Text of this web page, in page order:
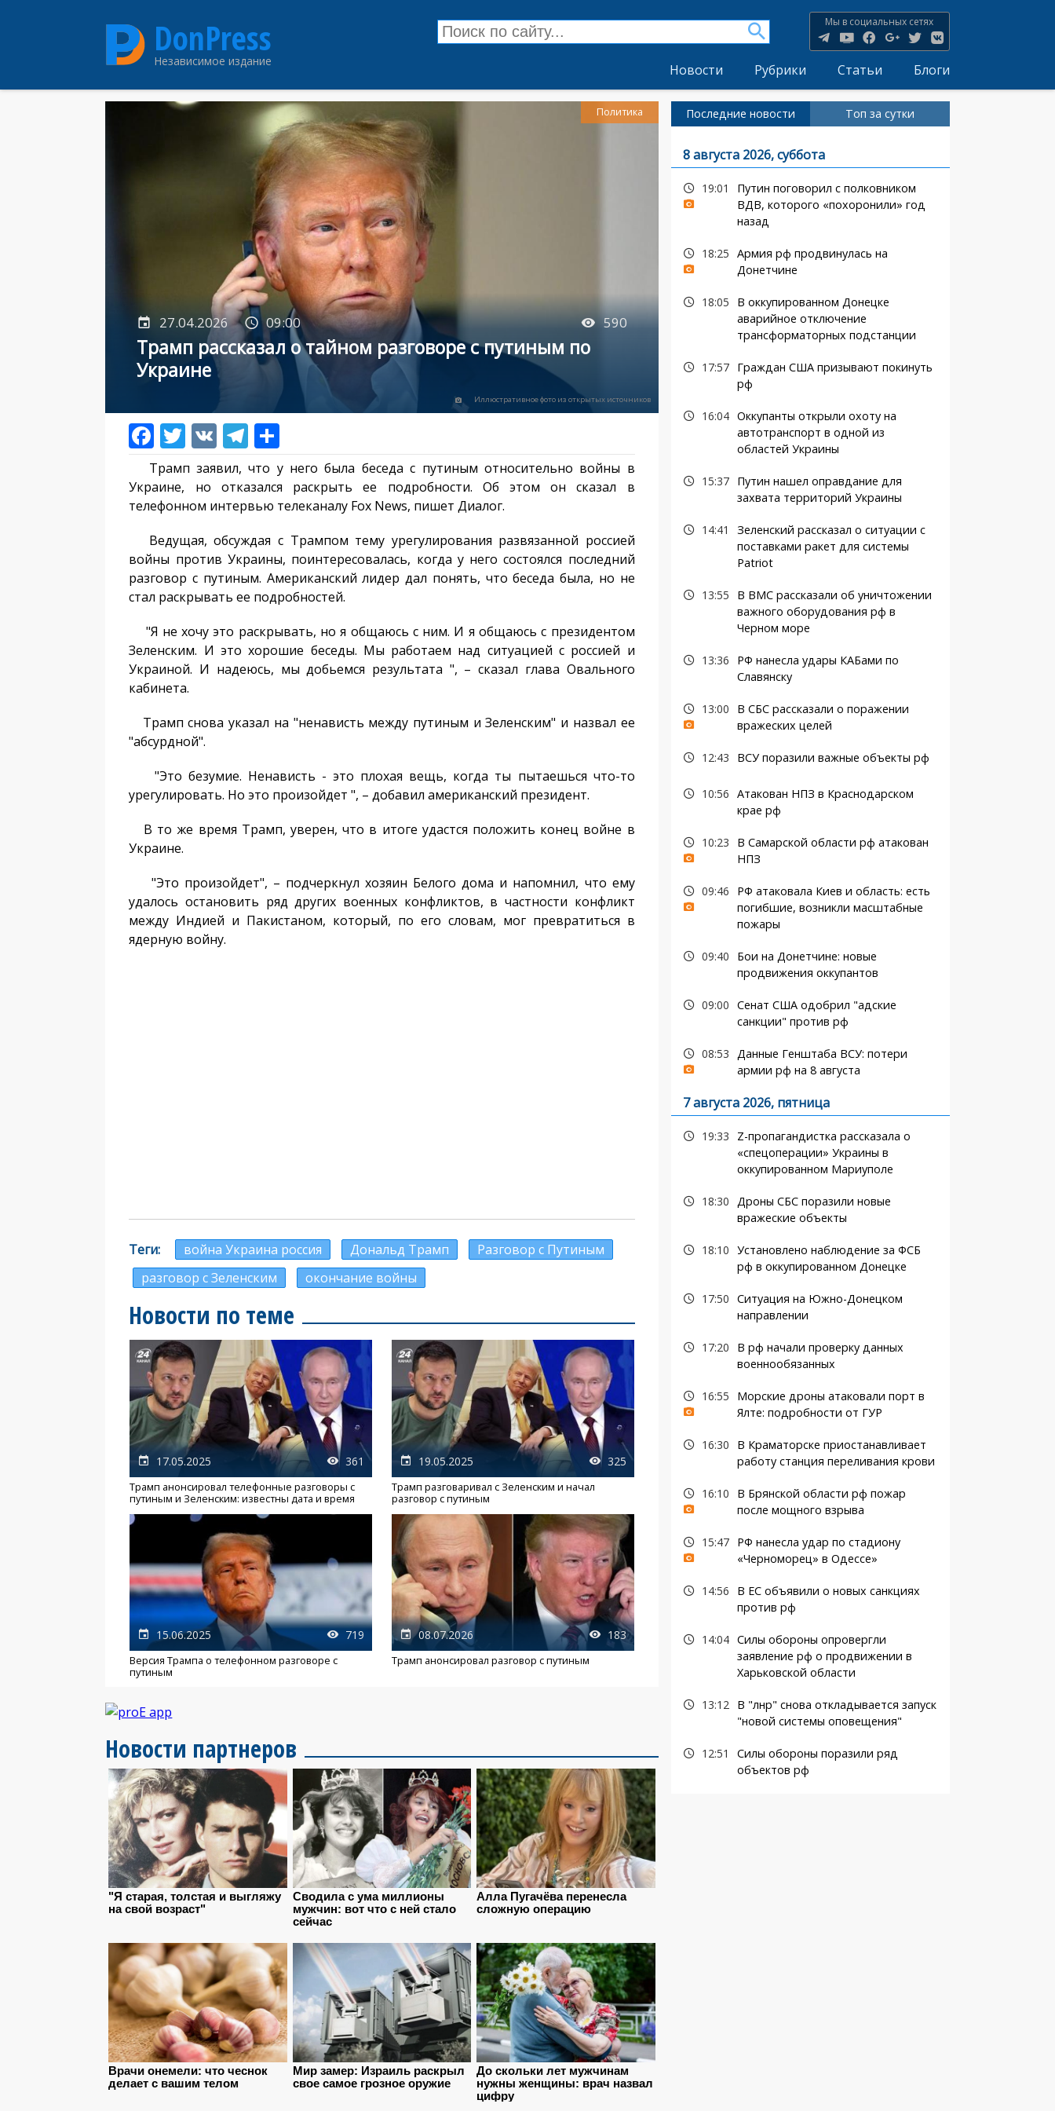
DonPress
Независимое издание
Мы в социальных сетях
Новости Рубрики Статьи Блоги
27.04.2026 09:00 590
Трамп рассказал о тайном разговоре с путиным по
Украине
Иллюстративное фото из открытых источников
Политика
Трамп заявил, что у него была беседа с путиным относительно войны в
Украине, но отказался раскрыть ее подробности. Об этом он сказал в
телефонном интервью телеканалу Fox News, пишет Диалог.
Ведущая, обсуждая с Трампом тему урегулирования развязанной россией
войны против Украины, поинтересовалась, когда у него состоялся последний
разговор с путиным. Американский лидер дал понять, что беседа была, но не
стал раскрывать ее подробностей.
"Я не хочу это раскрывать, но я общаюсь с ним. И я общаюсь с президентом
Зеленским. И это хорошие беседы. Мы работаем над ситуацией с россией и
Украиной. И надеюсь, мы добьемся результата ", – сказал глава Овального
кабинета.
Трамп снова указал на "ненависть между путиным и Зеленским" и назвал ее
"абсурдной".
"Это безумие. Ненависть - это плохая вещь, когда ты пытаешься что-то
урегулировать. Но это произойдет ", – добавил американский президент.
В то же время Трамп, уверен, что в итоге удастся положить конец войне в
Украине.
"Это произойдет", – подчеркнул хозяин Белого дома и напомнил, что ему
удалось остановить ряд других военных конфликтов, в частности конфликт
между Индией и Пакистаном, который, по его словам, мог превратиться в
ядерную войну.
Теги война Украина россия Дональд Трамп
Разговор с Путиным
разговор с Зеленским
окончание войны
Новости по теме
17.05.2025 361
Трамп анонсировал телефонные разговоры с
путиным и Зеленским: известны дата и время
19.05.2025 325
Трамп разговаривал с Зеленским и начал
разговор с путиным
15.06.2025 719
Версия Трампа о телефонном разговоре с
путиным
08.07.2026 183
Трамп анонсировал разговор с путиным
Новости партнеров
Последние новости Топ за сутки
8 августа 2026, суббота
19:01
Путин поговорил с полковником
ВДВ, которого «похоронили» год
назад
18:25 Армия рф продвинулась на
Донетчине
18:05
В оккупированном Донецке
аварийное отключение
трансформаторных подстанции
17:57
Граждан США призывают покинуть
рф
16:04 Оккупанты открыли охоту на
автотранспорт в одной из
областей Украины
15:37
Путин нашел оправдание для
захвата территорий Украины
14:41
Зеленский рассказал о ситуации с
поставками ракет для системы
Patriot
13:55
В ВМС рассказали об уничтожении
важного оборудования рф в
Черном море
13:36
РФ нанесла удары КАБами по
Славянску
13:00
В СБС рассказали о поражении
вражеских целей
12:43 ВСУ поразили важные объекты рф
10:56 Атакован НПЗ в Краснодарском
крае рф
10:23
В Самарской области рф атакован
НПЗ
09:46
РФ атаковала Киев и область: есть
погибшие, возникли масштабные
пожары
09:40
Бои на Донетчине: новые
продвижения оккупантов
09:00 Сенат США одобрил "адские
санкции" против рф
08:53 Данные Генштаба ВСУ: потери
армии рф на 8 августа
7 августа 2026, пятница
19:33
Z-пропагандистка рассказала о
«спецоперации» Украины в
оккупированном Мариуполе
18:30 Дроны СБС поразили новые
вражеские объекты
18:10 Установлено наблюдение за ФСБ
рф в оккупированном Донецке
17:50 Ситуация на Южно-Донецком
направлении
17:20
В рф начали проверку данных
военнообязанных
16:55
Морские дроны атаковали порт в
Ялте: подробности от ГУР
16:30
В Краматорске приостанавливает
работу станция переливания крови
16:10
В Брянской области рф пожар
после мощного взрыва
15:47
РФ нанесла удар по стадиону
«Черноморец» в Одессе»
14:56
В ЕС объявили о новых санкциях
против рф
14:04 Силы обороны опровергли
заявление рф о продвижении в
Харьковской области
13:12
В "лнр" снова откладывается запуск
"новой системы оповещения"
12:51
Силы обороны поразили ряд
объектов рф